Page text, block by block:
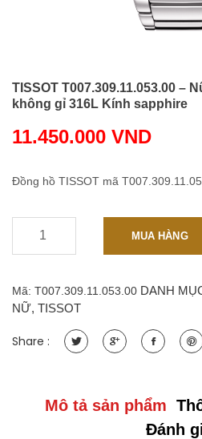
TISSOT T007.309.11.053.00 –
không gỉ 316L Kính sapphire
11.450.000 VND
Đồng hồ TISSOT mã
TISSOT
Nữ
Máy
Quartz
Kính
MUA HÀNG
Mã: T007.309.11.053.00 DANH
NỮ, TISSOT
Share :
Mô tả sản phẩm
Đánh